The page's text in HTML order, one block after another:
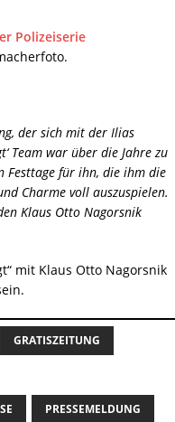
Polizeiserie
der sich mit der Ilias
Team war über die Jahre zu
Festtage für ihn, die ihm die
Charme voll auszuspielen.
Klaus Otto Nagorsnik
mit Klaus Otto Nagorsnik
GRATISZEITUNG
PRESSEMELDUNG